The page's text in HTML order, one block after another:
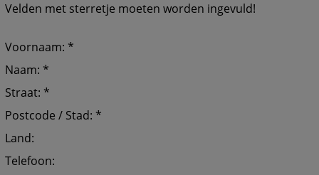
Velden met sterretje moeten worden ingevuld!
Voornaam: *
Naam: *
Straat: *
Postcode / Stad: *
Land:
Telefoon: